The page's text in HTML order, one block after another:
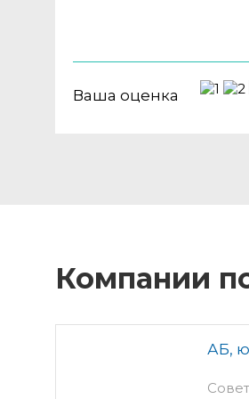
Ваша оценка
Компании
АБ,